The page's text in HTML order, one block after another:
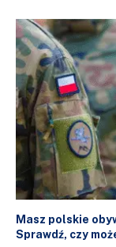
Masz polskie
Sprawdź, czy